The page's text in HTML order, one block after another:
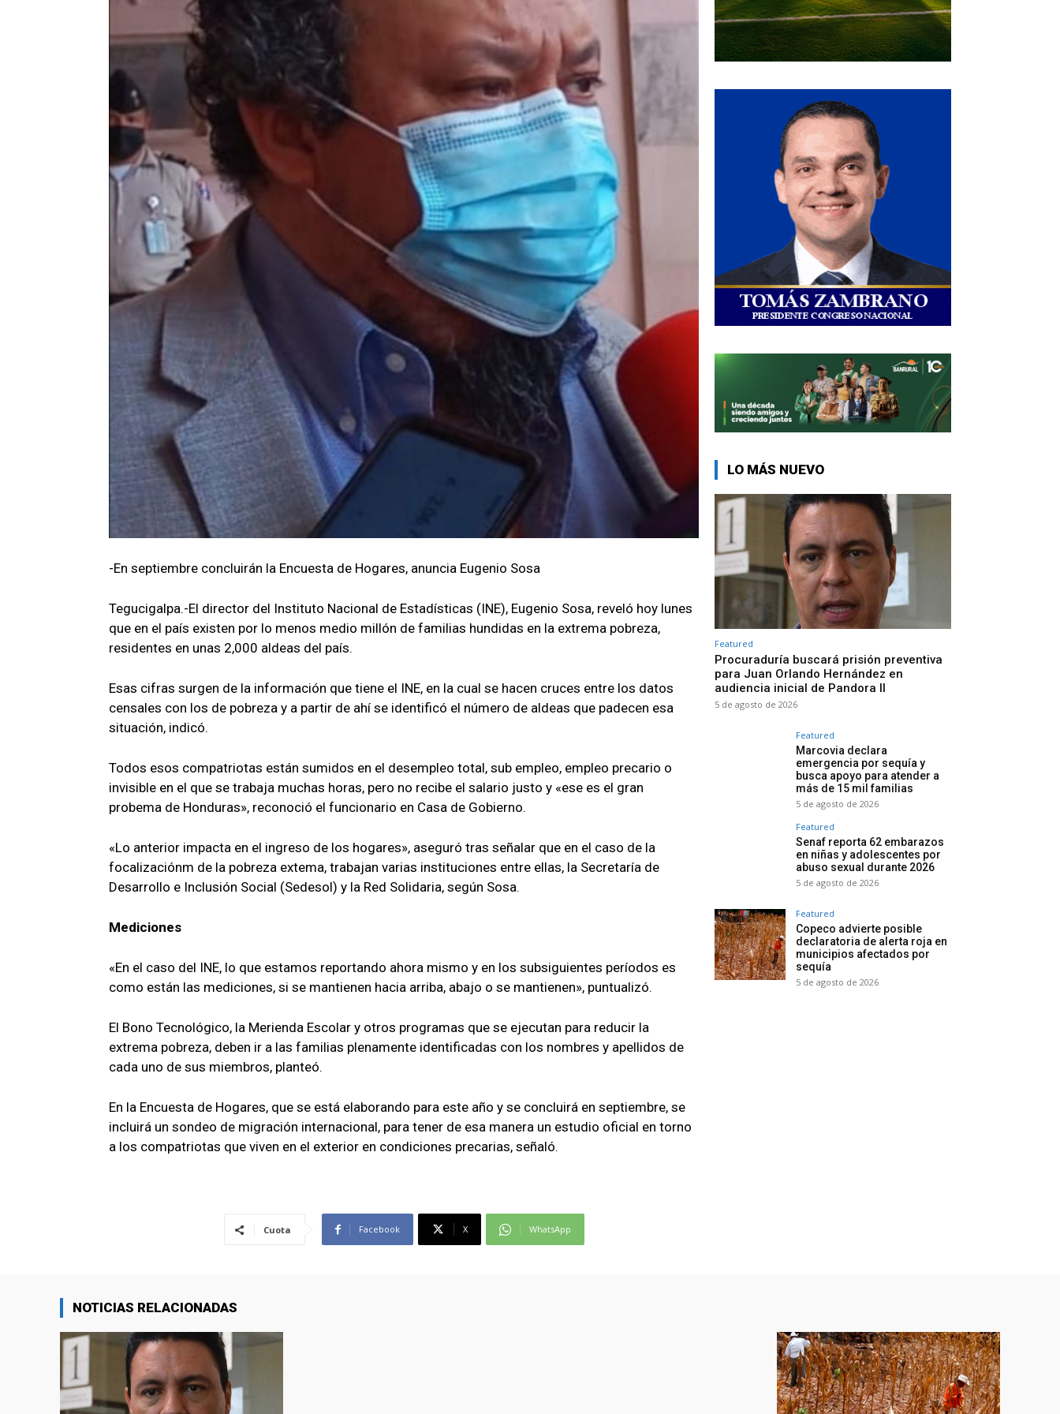
-En septiembre concluirán la Encuesta de Hogares, anuncia Eugenio Sosa
Tegucigalpa.-El director del Instituto Nacional de Estadísticas (INE), Eugenio Sosa, reveló hoy lunes
que en el país existen por lo menos medio millón de familias hundidas en la extrema pobreza,
residentes en unas 2,000 aldeas del país.
Esas cifras surgen de la información que tiene el INE, en la cual se hacen cruces entre los datos
censales con los de pobreza y a partir de ahí se identificó el número de aldeas que padecen esa
situación, indicó.
Todos esos compatriotas están sumidos en el desempleo total, sub empleo, empleo precario o
invisible en el que se trabaja muchas horas, pero no recibe el salario justo y «ese es el gran
probema de Honduras», reconoció el funcionario en Casa de Gobierno.
«Lo anterior impacta en el ingreso de los hogares», aseguró tras señalar que en el caso de la
focalizaciónm de la pobreza extema, trabajan varias instituciones entre ellas, la Secretaría de
Desarrollo e Inclusión Social (Sedesol) y la Red Solidaria, según Sosa.
Mediciones
«En el caso del INE, lo que estamos reportando ahora mismo y en los subsiguientes períodos es
como están las mediciones, si se mantienen hacia arriba, abajo o se mantienen», puntualizó.
El Bono Tecnológico, la Merienda Escolar y otros programas que se ejecutan para reducir la
extrema pobreza, deben ir a las familias plenamente identificadas con los nombres y apellidos de
cada uno de sus miembros, planteó.
En la Encuesta de Hogares, que se está elaborando para este año y se concluirá en septiembre, se
incluirá un sondeo de migración internacional, para tener de esa manera un estudio oficial en torno
a los compatriotas que viven en el exterior en condiciones precarias, señaló.
Cuota Facebook X WhatsApp
LO MÁS NUEVO
Featured
Procuraduría buscará prisión preventiva
para Juan Orlando Hernández en
audiencia inicial de Pandora II
5 de agosto de 2026
Featured
Marcovia declara
emergencia por sequía y
busca apoyo para atender a
más de 15 mil familias
5 de agosto de 2026
Featured
Senaf reporta 62 embarazos
en niñas y adolescentes por
abuso sexual durante 2026
5 de agosto de 2026
Featured
Copeco advierte posible
declaratoria de alerta roja en
municipios afectados por
sequía
5 de agosto de 2026
NOTICIAS RELACIONADAS